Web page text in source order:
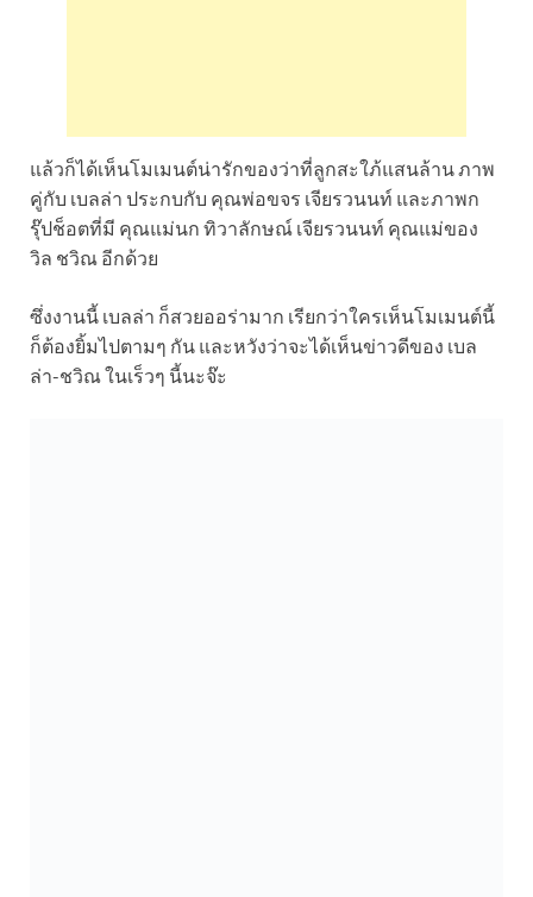
แล้วก็ได้เห็นโมเมนต์น่ารักของว่าที่ลูกสะใภ้แสนล้าน ภาพ
คู่กับ เบลล่า ประกบกับ คุณพ่อขจร เจียรวนนท์ และภาพก
รุ๊ปช็อตที่มี คุณแม่นก ทิวาลักษณ์ เจียรวนนท์ คุณแม่ของ
วิล ชวิณ อีกด้วย
ซึ่งงานนี้ เบลล่า ก็สวยออร่ามาก เรียกว่าใครเห็นโมเมนต์นี้
ก็ต้องยิ้มไปตามๆ กัน และหวังว่าจะได้เห็นข่าวดีของ เบล
ล่า-ชวิณ ในเร็วๆ นี้นะจ๊ะ